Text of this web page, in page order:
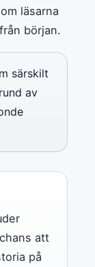
läsarna
början.
särskilt
av
att
på